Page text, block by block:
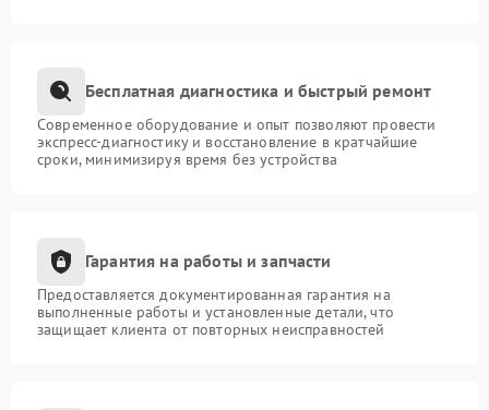
Бесплатная диагностика и быстрый ремонт
Современное оборудование и опыт позволяют провести
экспресс-диагностику и восстановление в кратчайшие
сроки, минимизируя время без устройства
Гарантия на работы и запчасти
Предоставляется документированная гарантия на
выполненные работы и установленные детали, что
защищает клиента от повторных неисправностей